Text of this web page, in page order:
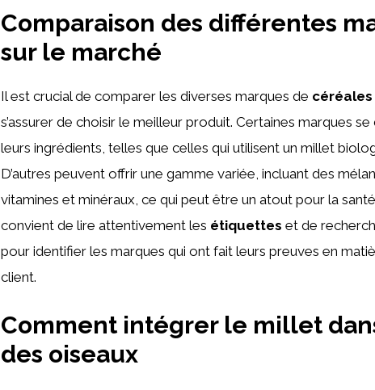
Comparaison des différentes
sur le marché
Il est crucial de comparer les diverses marques de
s’assurer de choisir le meilleur produit. Certaines marques
leurs ingrédients, telles que celles qui utilisent un millet
D’autres peuvent offrir une gamme variée, incluant des
vitamines et minéraux, ce qui peut être un atout pour la
convient de lire attentivement les étiquettes et de
pour identifier les marques qui ont fait leurs preuves en
client.
Comment intégrer le millet
des oiseaux